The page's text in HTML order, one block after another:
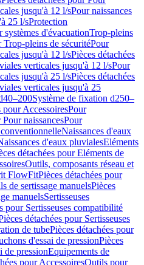
jusqu'à 12 l/sPour naissances
25 l/sProtection
d'évacuationTrop-pleins
Trop-pleins de sécuritéPour
jusqu'à 12 l/sPièces détachées
verticales jusqu'à 12 l/sPour
jusqu'à 25 l/sPièces détachées
verticales jusqu'à 25
Système de fixation d250–
pour AccessoiresPour
naissancesPour
Naissances d'eaux
d'eaux pluvialesEléments
détachées pour Eléments de
Outils, composants réseau et
FlowFitPièces détachées pour
de sertissage manuelsPièces
manuelsSertisseuses
pour Sertisseuses compatibilité
détachées pour Sertisseuses
de tubePièces détachées pour
d'essai de pressionPièces
de pressionEquipements de
pour AccessoiresOutils pour